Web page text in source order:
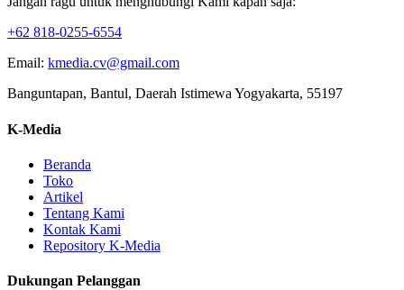
+62 818-0255-6554
Email: kmedia.cv@gmail.com
Banguntapan, Bantul, Daerah Istimewa Yogyakarta, 55197
K-Media
Beranda
Toko
Artikel
Tentang Kami
Kontak Kami
Repository K-Media
Dukungan Pelanggan